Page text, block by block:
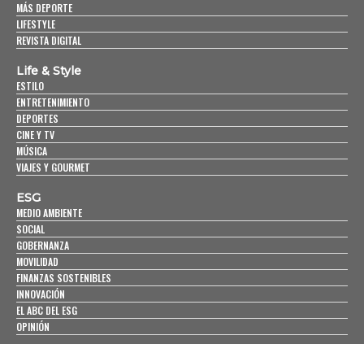
MÁS DEPORTE
LIFESTYLE
REVISTA DIGITAL
Life & Style
ESTILO
ENTRETENIMIENTO
DEPORTES
CINE Y TV
MÚSICA
VIAJES Y GOURMET
ESG
MEDIO AMBIENTE
SOCIAL
GOBERNANZA
MOVILIDAD
FINANZAS SOSTENIBLES
INNOVACIÓN
EL ABC DEL ESG
OPINIÓN